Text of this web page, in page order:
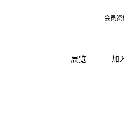
会员资
展览 加